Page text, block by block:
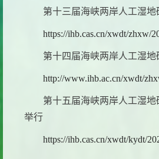
第十三届海峡两岸人工湿
https://ihb.cas.cn/xwdt/zhxw/
第十四届海峡两岸人工湿
http://www.ihb.ac.cn/xwdt/
第十五届海峡两岸人工湿
举行
https://ihb.cas.cn/xwdt/kydt/